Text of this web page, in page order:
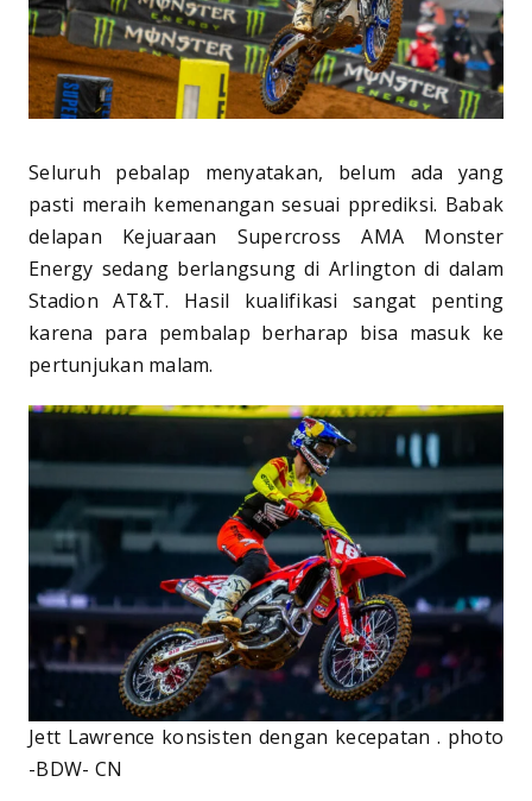
Seluruh pebalap menyatakan, belum ada yang
pasti meraih kemenangan sesuai pprediksi. Babak
delapan Kejuaraan Supercross AMA Monster
Energy sedang berlangsung di Arlington di dalam
Stadion AT&T. Hasil kualifikasi sangat penting
karena para pembalap berharap bisa masuk ke
pertunjukan malam.
Jett Lawrence konsisten dengan kecepatan . photo
-BDW- CN